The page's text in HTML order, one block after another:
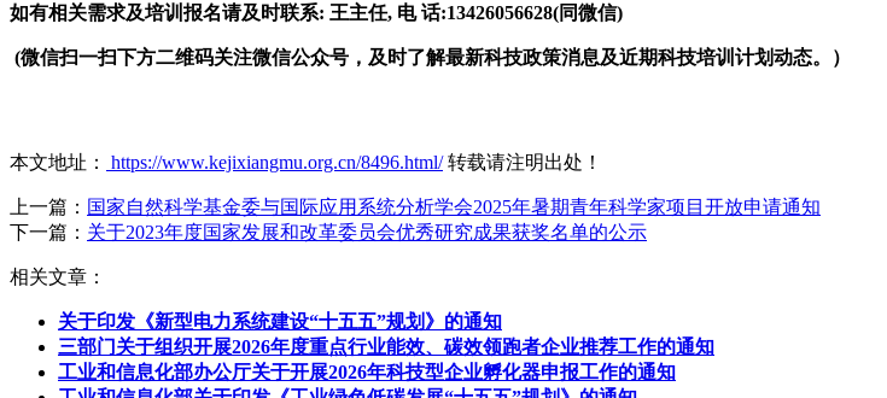
如有相关需求及培训报名请及时联系: 王主任, 电 话:13426056628(同微信)
(微信扫一扫下方二维码关注微信公众号，及时了解最新科技政策消息及近期科技培训计划动态。）
本文地址： https://www.kejixiangmu.org.cn/8496.html/转载请注明出处！
上一篇： 国家自然科学基金委与国际应用系统分析学会2025年暑期青年科学家项目开放申请通知
下一篇： 关于2023年度国家发展和改革委员会优秀研究成果获奖名单的公示
相关文章：
关于印发《新型电力系统建设“十五五”规划》的通知
三部门关于组织开展2026年度重点行业能效、碳效领跑者企业推荐工作的通知
工业和信息化部办公厅关于开展2026年科技型企业孵化器申报工作的通知